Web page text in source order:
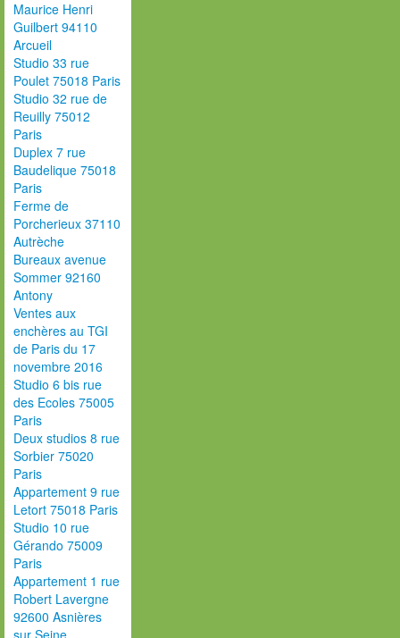
Maurice Henri
Guilbert 94110
Arcueil
Studio 33 rue
Poulet 75018 Paris
Studio 32 rue de
Reuilly 75012
Paris
Duplex 7 rue
Baudelique 75018
Paris
Ferme de
Porcherieux 37110
Autrèche
Bureaux avenue
Sommer 92160
Antony
Ventes aux
enchères au TGI
de Paris du 17
novembre 2016
Studio 6 bis rue
des Ecoles 75005
Paris
Deux studios 8 rue
Sorbier 75020
Paris
Appartement 9 rue
Letort 75018 Paris
Studio 10 rue
Gérando 75009
Paris
Appartement 1 rue
Robert Lavergne
92600 Asnières
sur Seine